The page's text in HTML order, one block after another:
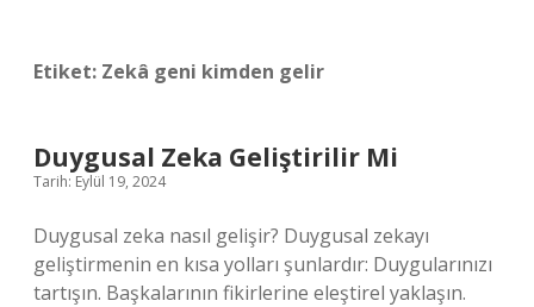
Etiket: Zekâ geni kimden gelir
Duygusal Zeka Geliştirilir Mi
Tarih: Eylül 19, 2024
Duygusal zeka nasıl gelişir? Duygusal zekayı
geliştirmenin en kısa yolları şunlardır: Duygularınızı
tartışın. Başkalarının fikirlerine eleştirel yaklaşın.